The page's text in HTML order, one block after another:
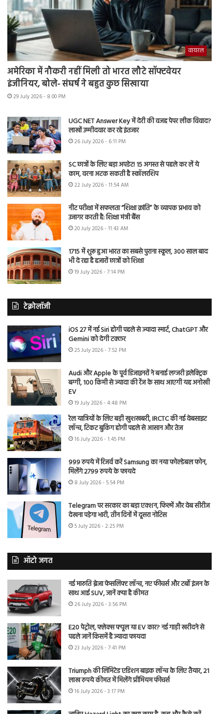
वायरल
अमेरिका में नौकरी नहीं मिली तो भारत लौटे सॉफ्टवेयर
इंजीनियर, बोले- संघर्ष ने बहुत कुछ सिखाया
29 July 2026 - 8:00 PM
UGC NET Answer Key में देरी की वजह पेपर लीक विवाद?
लाखों उम्मीदवार कर रहे इंतजार
26 July 2026 - 6:11 PM
SC छात्रों के लिए बड़ा अपडेट! 15 अगस्त से पहले कर लें ये
काम, वरना अटक सकती है स्कॉलरशिप
22 July 2026 - 11:54 AM
नीट परीक्षा में सफलता “शिक्षा क्रांति” के व्यापक प्रभाव को
उजागर करती है: शिक्षा मंत्री बैंस
20 July 2026 - 11:43 AM
1715 में शुरू हुआ भारत का सबसे पुराना स्कूल, 300 साल बाद
भी दे रहा है हजारों छात्रों को शिक्षा
19 July 2026 - 7:14 PM
टेक्नोलॉजी
iOS 27 में नई Siri होगी पहले से ज्यादा स्मार्ट, ChatGPT और
Gemini को देगी टक्कर
25 July 2026 - 7:52 PM
Audi और Apple के पूर्व डिजाइनरों ने बनाई लग्जरी इलेक्ट्रिक
बग्गी, 100 किमी से ज्यादा की रेंज के साथ आएगी यह अनोखी
EV
19 July 2026 - 4:48 PM
रेल यात्रियों के लिए बड़ी खुशखबरी, IRCTC की नई वेबसाइट
लॉन्च, टिकट बुकिंग होगी पहले से आसान और तेज
16 July 2026 - 1:45 PM
999 रुपये में रिजर्व करें Samsung का नया फोल्डेबल फोन,
मिलेंगे 2799 रुपये के फायदे
8 July 2026 - 5:54 PM
Telegram पर सरकार का बड़ा एक्शन, फिल्में और वेब सीरीज
देखना पड़ेगा भारी, तीन दिनों में दूसरा नोटिस
5 July 2026 - 2:25 PM
ऑटो जगत
नई मारुति ब्रेजा फेसलिफ्ट लॉन्च, नए फीचर्स और टर्बो इंजन के
साथ आई SUV, जानें क्या है कीमत
26 July 2026 - 3:56 PM
E20 पेट्रोल, फ्लेक्स फ्यूल या EV कार? नई गाड़ी खरीदने से
पहले जानें किसमें है ज्यादा फायदा
23 July 2026 - 7:41 PM
Triumph की लिमिटेड एडिशन बाइक लॉन्च के लिए तैयार, 21
लाख रुपये कीमत में मिलेंगे प्रीमियम फीचर्स
16 July 2026 - 3:17 PM